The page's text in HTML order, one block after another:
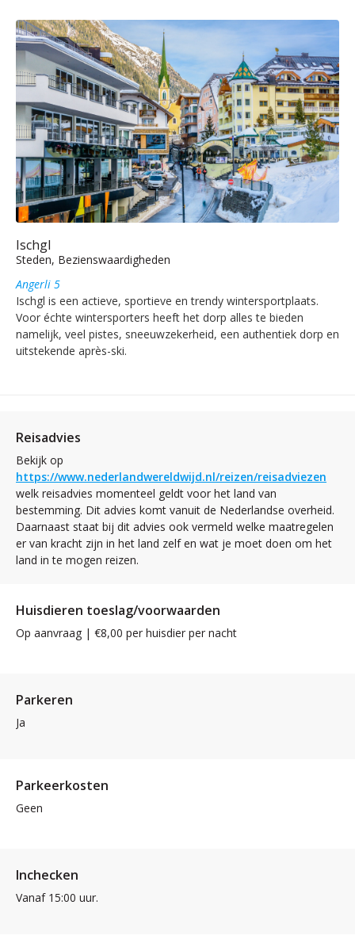
Ischgl
Steden, Bezienswaardigheden
Angerli 5
Ischgl is een actieve, sportieve en trendy wintersportplaats.
Voor échte wintersporters heeft het dorp alles te bieden
namelijk, veel pistes, sneeuwzekerheid, een authentiek dorp en
uitstekende après-ski.
Reisadvies
Bekijk op
https://www.nederlandwereldwijd.nl/reizen/reisadviezen
welk reisadvies momenteel geldt voor het land van
bestemming. Dit advies komt vanuit de Nederlandse overheid.
Daarnaast staat bij dit advies ook vermeld welke maatregelen
er van kracht zijn in het land zelf en wat je moet doen om het
land in te mogen reizen.
Huisdieren toeslag/voorwaarden
Op aanvraag | €8,00 per huisdier per nacht
Parkeren
Ja
Parkeerkosten
Geen
Inchecken
Vanaf 15:00 uur.